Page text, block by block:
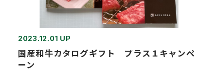
2023.12.01 UP
国産和牛カタログギフト プラス１キャンペ
ーン